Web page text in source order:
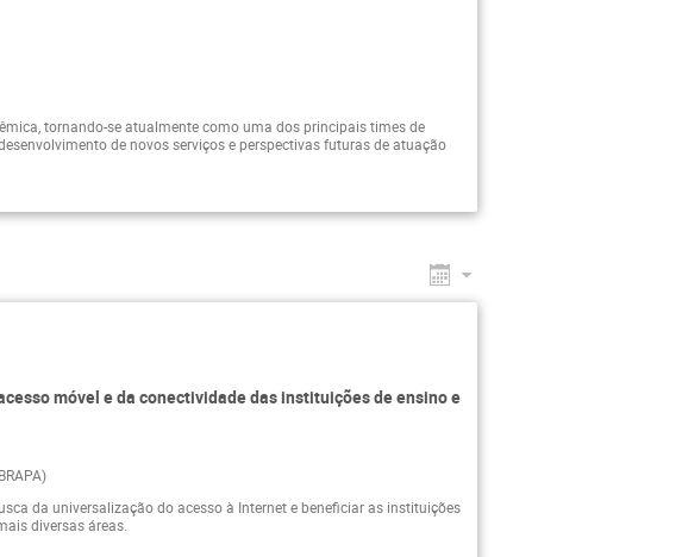
tornando-se atualmente como uma dos principais times de
de novos serviços e perspectivas futuras de atuação
móvel e da conectividade das instituições de ensino e
da universalização do acesso à Internet e beneficiar as instituições
diversas áreas.